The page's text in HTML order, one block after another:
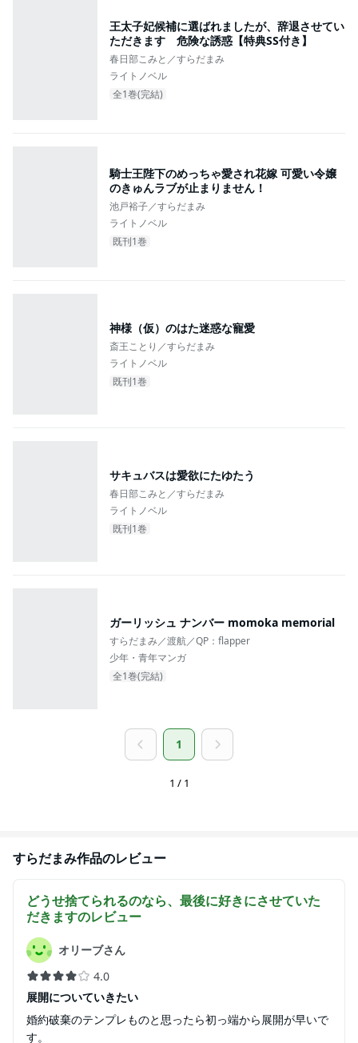
王太子妃候補に選ばれましたが、辞退させてい
ただきます 危険な誘惑【特典SS付き】
春日部こみと／すらだまみ
ライトノベル
全1巻(完結)
騎士王陛下のめっちゃ愛され花嫁 可愛い令嬢
のきゅんラブが止まりません！
池戸裕子／すらだまみ
ライトノベル
既刊1巻
神様（仮）のはた迷惑な寵愛
斎王ことり／すらだまみ
ライトノベル
既刊1巻
サキュバスは愛欲にたゆたう
春日部こみと／すらだまみ
ライトノベル
既刊1巻
ガーリッシュ ナンバー momoka memorial
すらだまみ／渡航／QP：flapper
少年・青年マンガ
全1巻(完結)
1
1 / 1
すらだまみ作品のレビュー
どうせ捨てられるのなら、最後に好きにさせていた
だきますのレビュー
オリーブさん
4.0
展開についていきたい
婚約破棄のテンプレものと思ったら初っ端から展開が早いで
す。